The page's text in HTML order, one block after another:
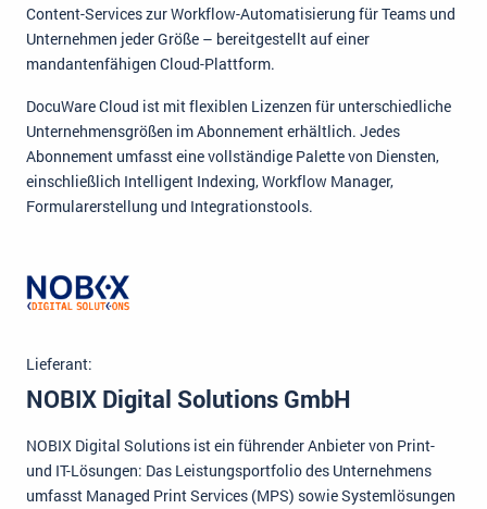
Content-Services zur Workflow-Automatisierung für Teams und
Unternehmen jeder Größe – bereitgestellt auf einer
mandantenfähigen Cloud-Plattform.
DocuWare Cloud ist mit flexiblen Lizenzen für unterschiedliche
Unternehmensgrößen im Abonnement erhältlich. Jedes
Abonnement umfasst eine vollständige Palette von Diensten,
einschließlich Intelligent Indexing, Workflow Manager,
Formularerstellung und Integrationstools.
Lieferant:
NOBIX Digital Solutions GmbH
NOBIX Digital Solutions ist ein führender Anbieter von Print-
und IT-Lösungen: Das Leistungsportfolio des Unternehmens
umfasst Managed Print Services (MPS) sowie Systemlösungen